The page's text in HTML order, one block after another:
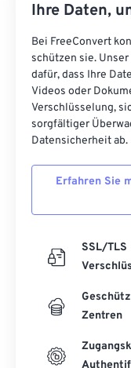
Ihre Daten,
Bei FreeConvert
schützen sie.
dafür, dass Ihre
Videos oder
Verschlüsselung,
sorgfältiger
Datensicherheit ab.
Erfahren Sie
SSL/TLS
Zentren